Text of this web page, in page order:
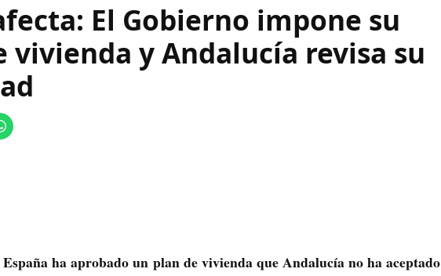
El Gobierno impone su
vivienda y Andalucía revisa su
ha aprobado un plan de vivienda que Andalucía no ha aceptado